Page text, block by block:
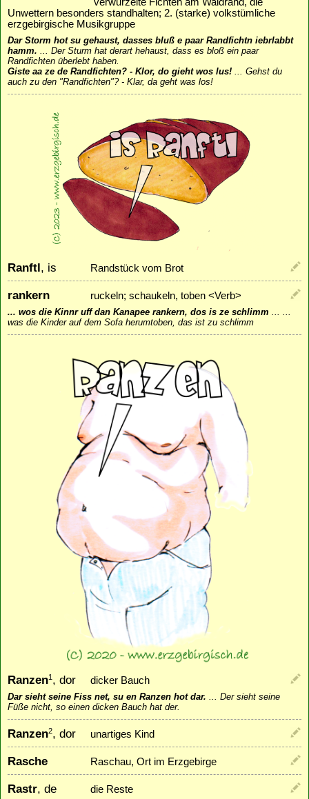
Unwettern besonders standhalten; 2. (starke) volkstümliche
erzgebirgische Musikgruppe
Dar Storm hot su gehaust, dasses bluß e paar Randfichtn iebrlabbt
hamm. ... Der Sturm hat derart hehaust, dass es bloß ein paar
Randfichten überlebt haben.
Giste aa ze de Randfichten? - Klor, do gieht wos lus! ... Gehst du
auch zu den "Randfichten"? - Klar, da geht was los!
Ranftl, is Randstück vom Brot
rankern ruckeln; schaukeln, toben <Verb>
... wos die Kinnr uff dan Kanapee rankern, dos is ze schlimm
was die Kinder auf dem Sofa herumtoben, das ist zu schlimm
Ranzen1 , dor dicker Bauch
Dar sieht seine Fiss net, su en Ranzen hot dar.
Der sieht seine
Füße nicht, so einen dicken Bauch hat der.
Ranzen2, dor unartiges Kind
Rasche Raschau, Ort im Erzgebirge
Rastr, de die Reste